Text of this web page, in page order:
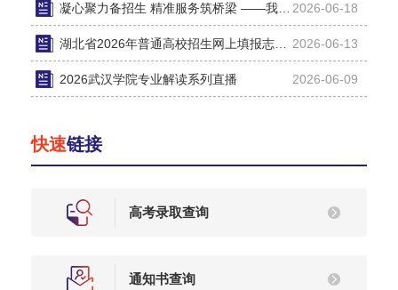
2026-06-18
凝心聚力备招生 精准服务筑桥梁 ——我校召开2026年招生宣传...
2026-06-13
湖北省2026年普通高校招生网上填报志愿时间公布
2026-06-09
2026武汉学院专业解读系列直播
快速链接
高考录取查询
通知书查询